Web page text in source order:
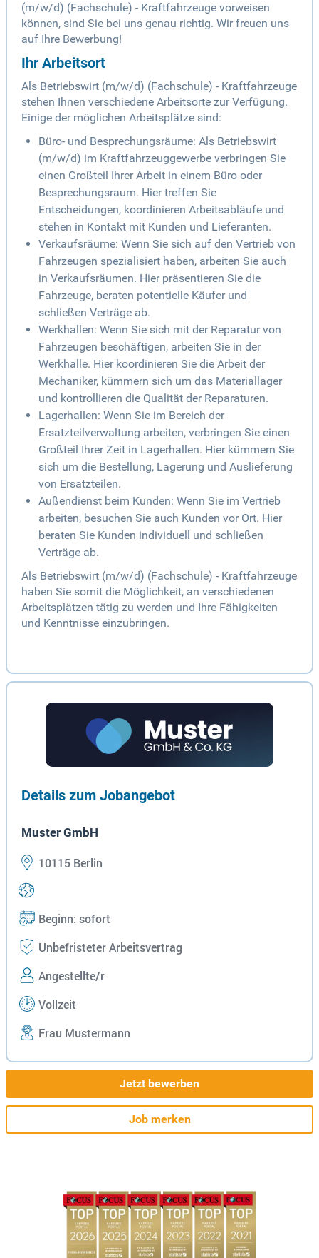
(m/w/d) (Fachschule) - Kraftfahrzeuge vorweisen
können, sind Sie bei uns genau richtig. Wir freuen uns
auf Ihre Bewerbung!
Ihr Arbeitsort
Als Betriebswirt (m/w/d) (Fachschule) - Kraftfahrzeuge
stehen Ihnen verschiedene Arbeitsorte zur Verfügung.
Einige der möglichen Arbeitsplätze sind:
Büro- und Besprechungsräume: Als Betriebswirt
(m/w/d) im Kraftfahrzeuggewerbe verbringen Sie
einen Großteil Ihrer Arbeit in einem Büro oder
Besprechungsraum. Hier treffen Sie
Entscheidungen, koordinieren Arbeitsabläufe und
stehen in Kontakt mit Kunden und Lieferanten.
Verkaufsräume: Wenn Sie sich auf den Vertrieb von
Fahrzeugen spezialisiert haben, arbeiten Sie auch
in Verkaufsräumen. Hier präsentieren Sie die
Fahrzeuge, beraten potentielle Käufer und
schließen Verträge ab.
Werkhallen: Wenn Sie sich mit der Reparatur von
Fahrzeugen beschäftigen, arbeiten Sie in der
Werkhalle. Hier koordinieren Sie die Arbeit der
Mechaniker, kümmern sich um das Materiallager
und kontrollieren die Qualität der Reparaturen.
Lagerhallen: Wenn Sie im Bereich der
Ersatzteilverwaltung arbeiten, verbringen Sie einen
Großteil Ihrer Zeit in Lagerhallen. Hier kümmern Sie
sich um die Bestellung, Lagerung und Auslieferung
von Ersatzteilen.
Außendienst beim Kunden: Wenn Sie im Vertrieb
arbeiten, besuchen Sie auch Kunden vor Ort. Hier
beraten Sie Kunden individuell und schließen
Verträge ab.
Als Betriebswirt (m/w/d) (Fachschule) - Kraftfahrzeuge
haben Sie somit die Möglichkeit, an verschiedenen
Arbeitsplätzen tätig zu werden und Ihre Fähigkeiten
und Kenntnisse einzubringen.
Details zum Jobangebot
Muster GmbH
10115 Berlin
Beginn: sofort
Unbefristeter Arbeitsvertrag
Angestellte/r
Vollzeit
Frau Mustermann
Jetzt bewerben
Job merken